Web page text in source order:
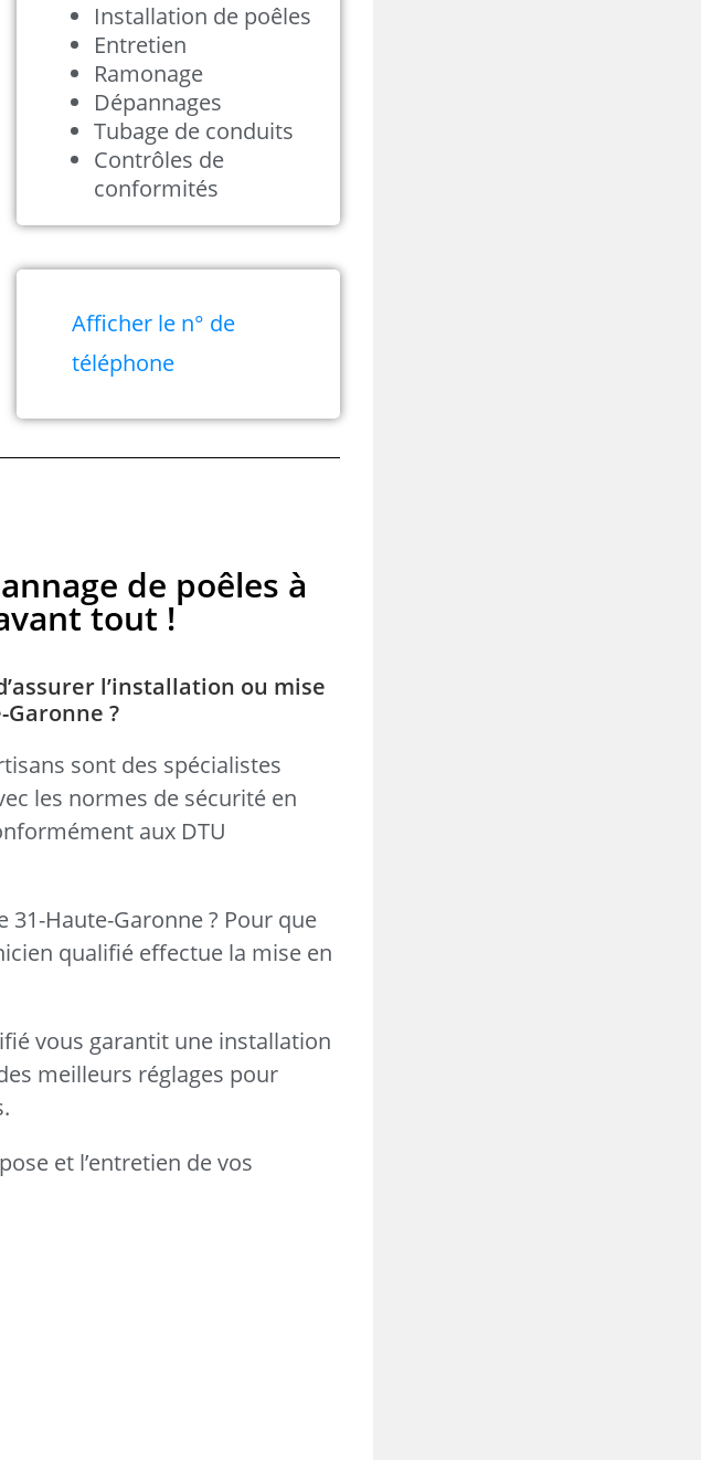
Installation de poêles
Entretien
Ramonage
Dépannages
Tubage de conduits
Contrôles de
conformités
Afficher le n° de
téléphone
de poêles à
tout !
l’installation ou mise
?
sont des spécialistes
les normes de sécurité en
aux DTU
31-Haute-Garonne ? Pour que
qualifié effectue la mise en
vous garantit une installation
meilleurs réglages pour
et l’entretien de vos